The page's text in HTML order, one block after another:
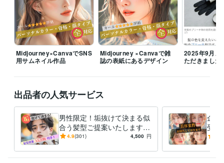
職歴
有限会社マキアンドファイン 2011年8月 ~ 現在
合同会社Ｏｕｒｉｎ 2023年9月 ~ 現在
受賞歴
海外美容関係者に向けてセミナー開催 美容学校コンテスト審査員
パ
グノシー/楽天ブログ/gooニュース
ログ/gooニュース
Yahoo!ニュース/グノシー/楽天ブログ/gooニュー
Yahoo!ニュース/グノシー/楽天ブログ/gooニュース
得意分野
住まい・美容・生活相談 各種診断を織り混ぜた髪型提案 骨格診断/
パーソナルカラー診断/美容師
美容 ファッション メイク ヘアスタイル
似合わせ
Midjourney×CanvaでSNS
用サムネイル作品
Midjourney ×Canvaで雑
誌の表紙にあるデザイン
2025年9月メ
ただきました
出品者の人気サービス
男性限定！垢抜けて決まる似
合う髪型ご提案いたします
オシャレは9割が理論！闘う
す！
4.9(301) 4,500 円
企業
受付
ご依